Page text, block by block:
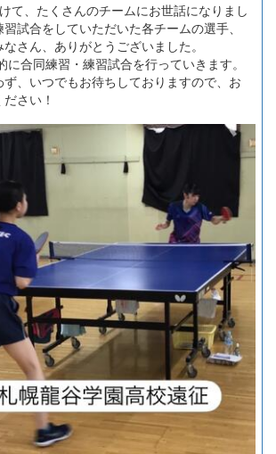
て、たくさんのチームにお世話になりまし
試合をしていただいた各チームの選手、
さん、ありがとうございました。
合同練習・練習試合を行っていきます。
、いつでもお待ちしておりますので、お
さい！